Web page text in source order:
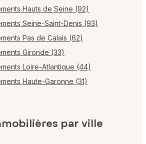
Hauts de Seine (92)
Seine-Saint-Denis (93)
Pas de Calais (62)
Gironde (33)
Loire-Atlantique (44)
Haute-Garonne (31)
par ville